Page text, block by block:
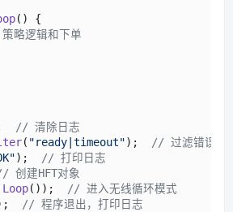
() {
略逻辑和下单
// 清除日志
( "ready|timeout");
// 过滤错误信
);
// 打印日志
创建HFT对象
Loop());
// 进入无线循环模式
// 程序退出，打印日志